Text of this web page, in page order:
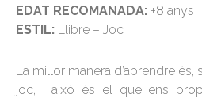
EDAT RECOMANADA: +8 anys
ESTIL: Llibre – Joc
La millor manera d’aprendre
joc, i això és el que ens